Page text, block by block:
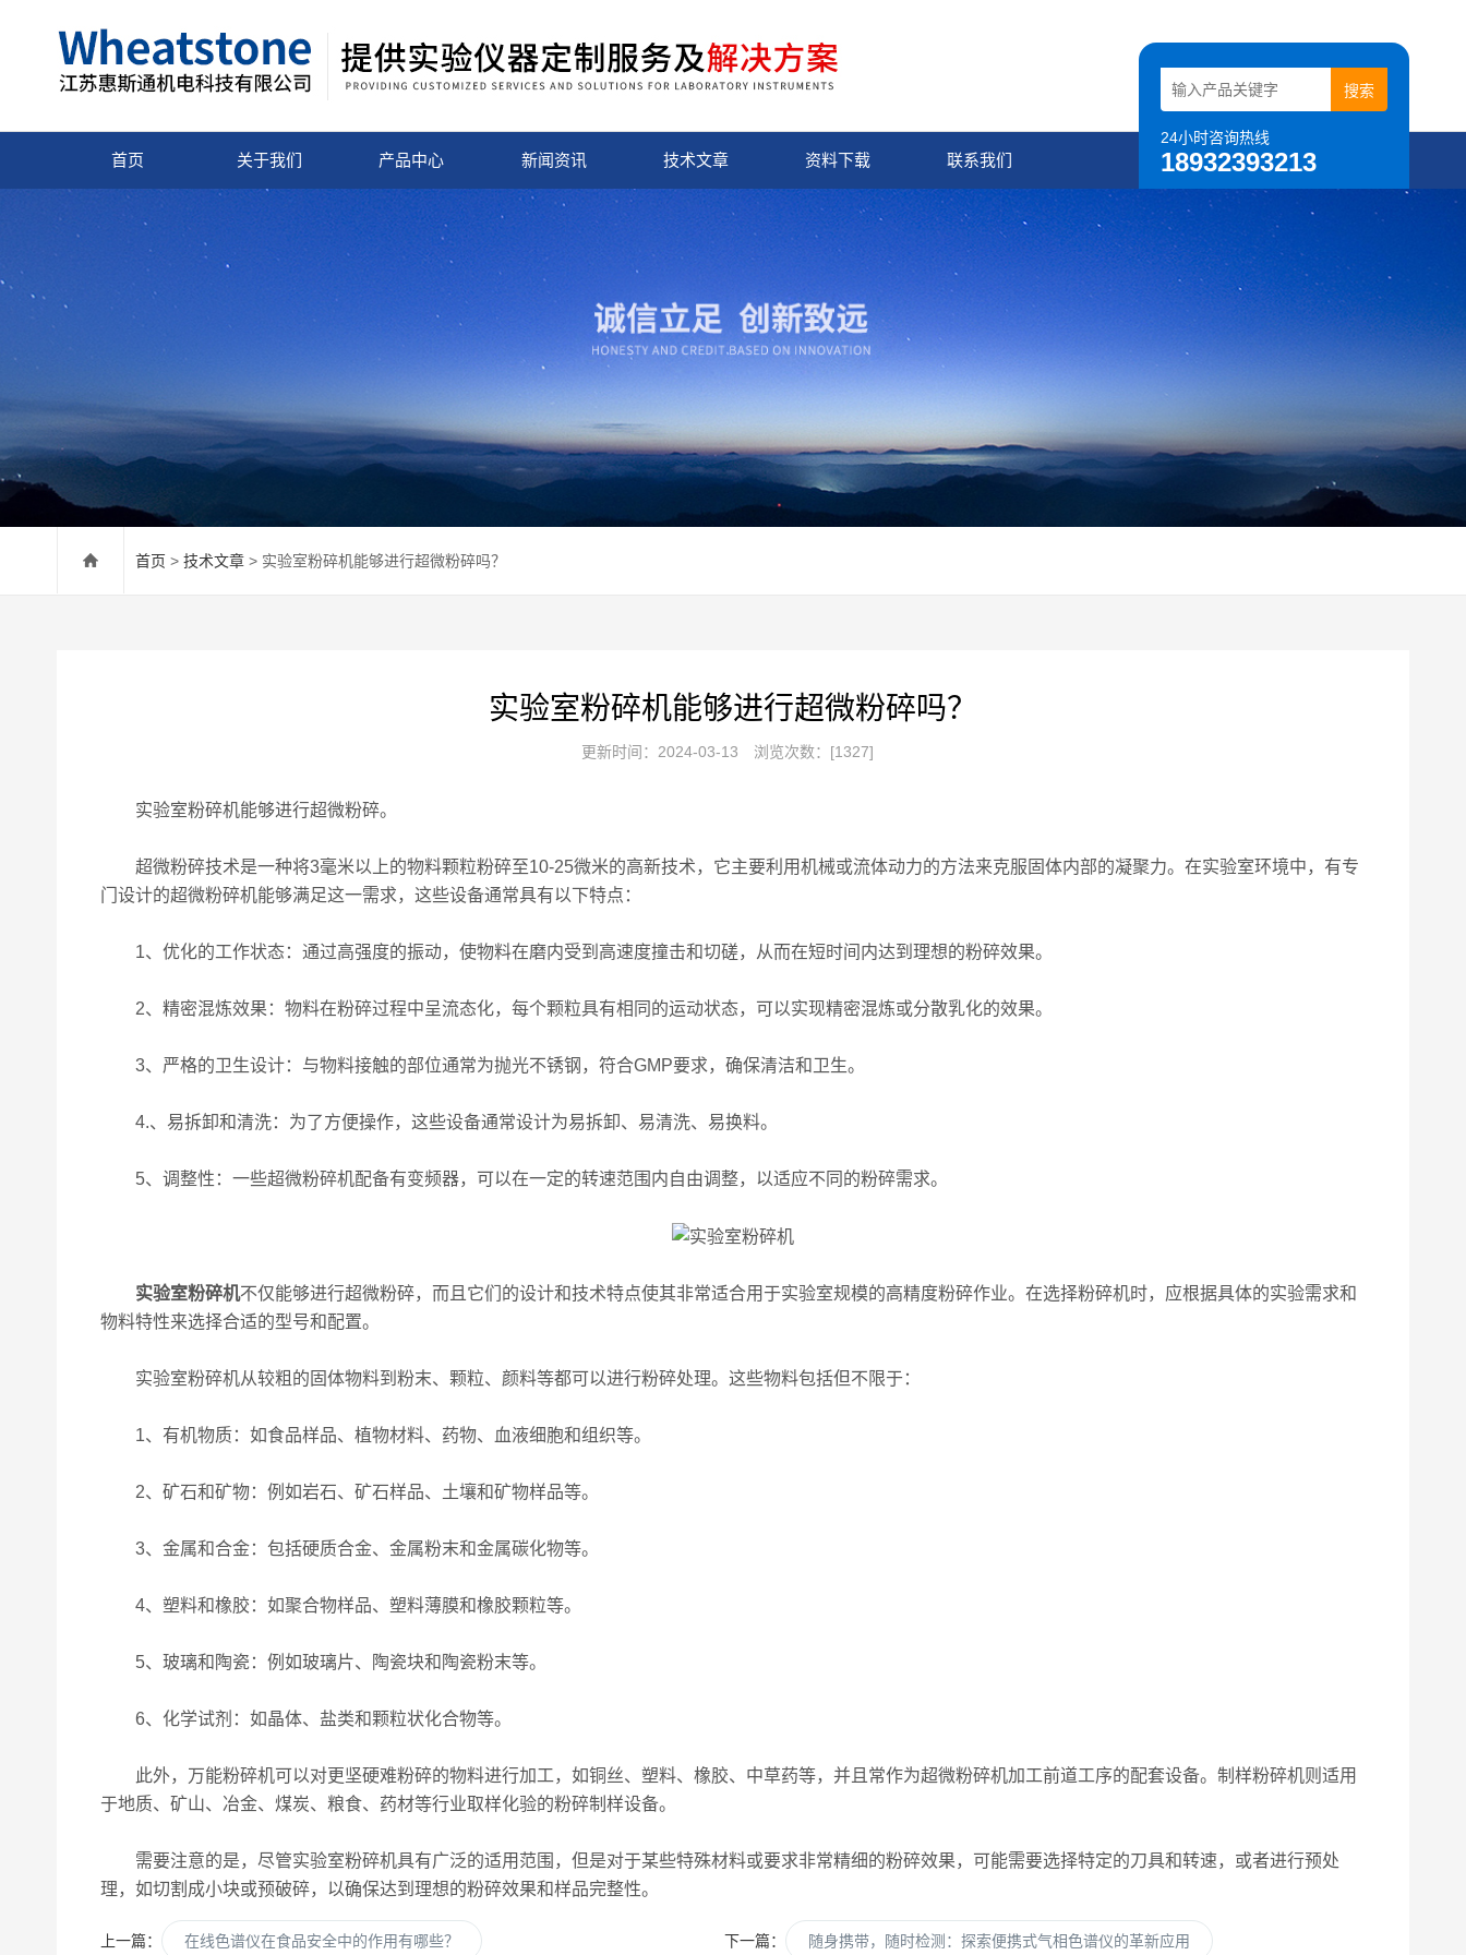
24小时咨询热线
18932393213
首页 关于我们 产品中心 新闻资讯 技术文章 资料下载 联系我们
首页 > 技术文章 > 实验室粉碎机能够进行超微粉碎吗？
实验室粉碎机能够进行超微粉碎吗？
更新时间：2024-03-13 浏览次数：[1327]
实验室粉碎机能够进行超微粉碎。
超微粉碎技术是一种将3毫米以上的物料颗粒粉碎至10-25微米的高新技术，它主要利用机械或流体动力的方法来克服固体内部的凝聚力。在实验室环境中，有专
门设计的超微粉碎机能够满足这一需求，这些设备通常具有以下特点：
1、优化的工作状态：通过高强度的振动，使物料在磨内受到高速度撞击和切磋，从而在短时间内达到理想的粉碎效果。
2、精密混炼效果：物料在粉碎过程中呈流态化，每个颗粒具有相同的运动状态，可以实现精密混炼或分散乳化的效果。
3、严格的卫生设计：与物料接触的部位通常为抛光不锈钢，符合GMP要求，确保清洁和卫生。
4.、易拆卸和清洗：为了方便操作，这些设备通常设计为易拆卸、易清洗、易换料。
5、调整性：一些超微粉碎机配备有变频器，可以在一定的转速范围内自由调整，以适应不同的粉碎需求。
实验室粉碎机不仅能够进行超微粉碎，而且它们的设计和技术特点使其非常适合用于实验室规模的高精度粉碎作业。在选择粉碎机时，应根据具体的实验需求和
物料特性来选择合适的型号和配置。
实验室粉碎机从较粗的固体物料到粉末、颗粒、颜料等都可以进行粉碎处理。这些物料包括但不限于：
1、有机物质：如食品样品、植物材料、药物、血液细胞和组织等。
2、矿石和矿物：例如岩石、矿石样品、土壤和矿物样品等。
3、金属和合金：包括硬质合金、金属粉末和金属碳化物等。
4、塑料和橡胶：如聚合物样品、塑料薄膜和橡胶颗粒等。
5、玻璃和陶瓷：例如玻璃片、陶瓷块和陶瓷粉末等。
6、化学试剂：如晶体、盐类和颗粒状化合物等。
此外，万能粉碎机可以对更坚硬难粉碎的物料进行加工，如铜丝、塑料、橡胶、中草药等，并且常作为超微粉碎机加工前道工序的配套设备。制样粉碎机则适用
于地质、矿山、冶金、煤炭、粮食、药材等行业取样化验的粉碎制样设备。
需要注意的是，尽管实验室粉碎机具有广泛的适用范围，但是对于某些特殊材料或要求非常精细的粉碎效果，可能需要选择特定的刀具和转速，或者进行预处
理，如切割成小块或预破碎，以确保达到理想的粉碎效果和样品完整性。
上一篇： 在线色谱仪在食品安全中的作用有哪些？ 下一篇： 随身携带，随时检测：探索便携式气相色谱仪的革新应用